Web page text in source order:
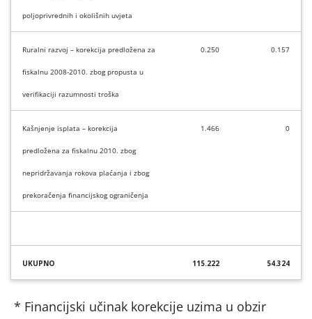
poljoprivrednih i okolišnih uvjeta
Ruralni razvoj – korekcija predložena za
fiskalnu 2008-2010. zbog propusta u
verifikaciji razumnosti troška
0.250 0.157
Kašnjenje isplata – korekcija
predložena za fiskalnu 2010. zbog
nepridržavanja rokova plaćanja i zbog
prekoračenja financijskog ograničenja
1.466 0
UKUPNO 115.222 54.324
* Financijski učinak korekcije uzima u obzir